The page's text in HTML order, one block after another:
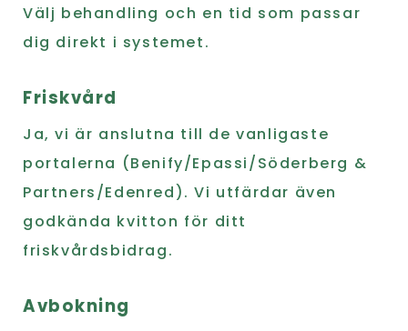
Välj behandling och en tid som passar
dig direkt i systemet.
Friskvård
Ja, vi är anslutna till de vanligaste
portalerna (Benify/Epassi/Söderberg &
Partners/Edenred). Vi utfärdar även
godkända kvitton för ditt
friskvårdsbidrag.
Avbokning